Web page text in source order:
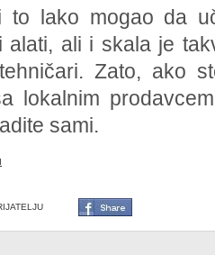
to lako mogao da
alati, ali i skala je
Zato, ako
lokalnim
sami.